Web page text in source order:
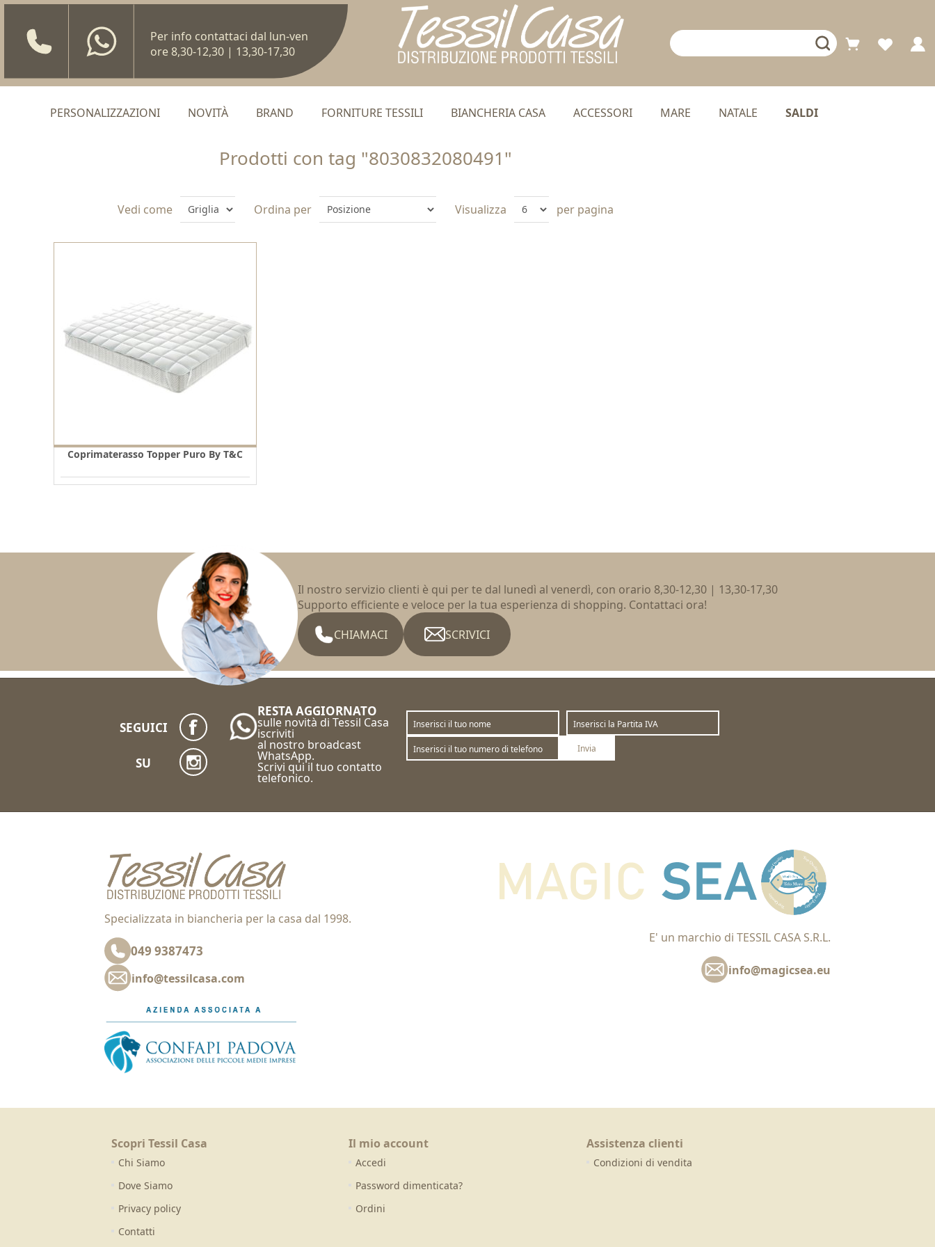
Per info contattaci dal lun-ven
ore 8,30-12,30 | 13,30-17,30
PERSONALIZZAZIONI NOVITÀ BRAND FORNITURE TESSILI BIANCHERIA CASA ACCESSORI MARE NATALE SALDI
Prodotti con tag "8030832080491"
Vedi come Ordina per Visualizza per pagina
Coprimaterasso Topper Puro By T&C
Il nostro servizio clienti è qui per te dal lunedì al venerdì, con orario 8,30-12,30 | 13,30-17,30
Supporto efficiente e veloce per la tua esperienza di shopping. Contattaci ora!
CHIAMACI
SCRIVICI
SEGUICI
SU
RESTA AGGIORNATO
sulle novità di Tessil Casa
iscriviti
al nostro broadcast
WhatsApp.
Scrivi qui il tuo contatto
telefonico.
Invia
Specializzata in biancheria per la casa dal 1998.
049 9387473
info@tessilcasa.com
E' un marchio di TESSIL CASA S.R.L.
info@magicsea.eu
Scopri Tessil Casa
Chi Siamo
Dove Siamo
Privacy policy
Contatti
Il mio account
Accedi
Password dimenticata?
Ordini
Assistenza clienti
Condizioni di vendita